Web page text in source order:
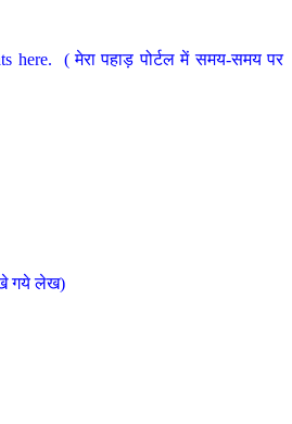
here. ( मेरा पहाड़ पोर्टल में समय-समय पर
गये लेख)